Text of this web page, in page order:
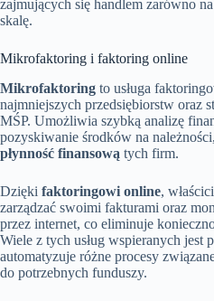
zajmujących się handlem zarówno
skalę.
Mikrofaktoring i faktoring online
Mikrofaktoring to usługa
najmniejszych przedsiębiorstw oraz
MŚP. Umożliwia szybką analizę
pozyskiwanie środków na
płynność finansową tych firm.
Dzięki faktoringowi online,
zarządzać swoimi fakturami oraz
przez internet, co eliminuje
Wiele z tych usług wspieranych jest
automatyzuje różne procesy
do potrzebnych funduszy.